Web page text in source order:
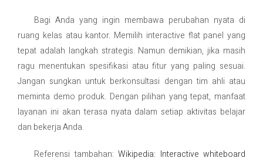
Bagi Anda yang ingin membawa perubahan nyata di
ruang kelas atau kantor. Memilih interactive flat panel yang
tepat adalah langkah strategis. Namun demikian, jika masih
ragu menentukan spesifikasi atau fitur yang paling sesuai.
Jangan sungkan untuk berkonsultasi dengan tim ahli atau
meminta demo produk. Dengan pilihan yang tepat, manfaat
layanan ini akan terasa nyata dalam setiap aktivitas belajar
dan bekerja Anda.
Referensi tambahan: Wikipedia: Interactive whiteboard